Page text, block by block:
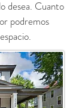
desea. Cuanto
podremos